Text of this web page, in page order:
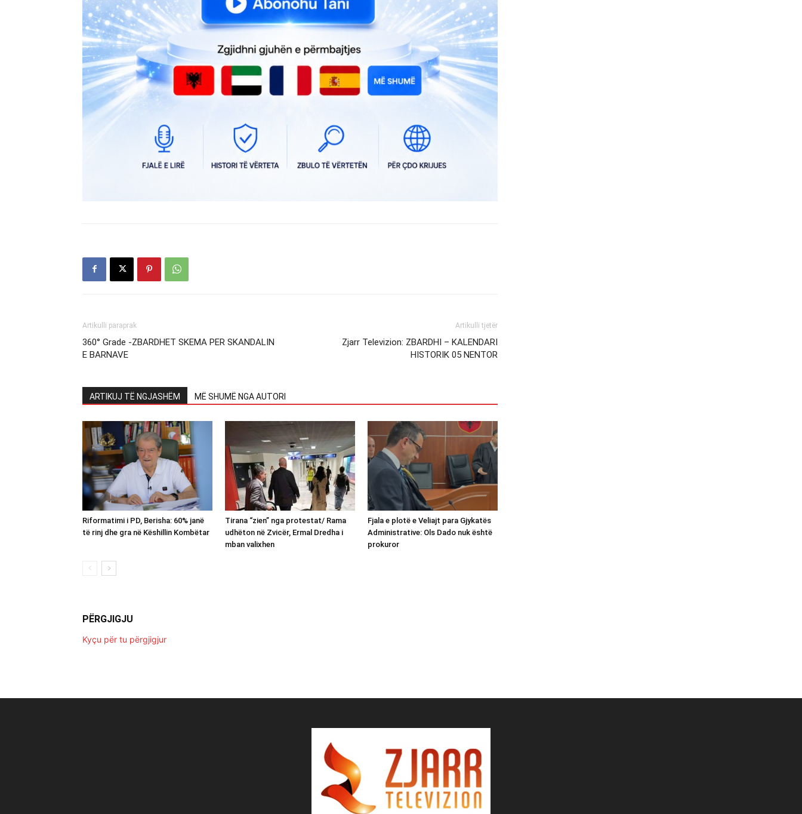
Artikulli paraprak
360° Grade -ZBARDHET SKEMA PER SKANDALIN
E BARNAVE
Artikulli tjetër
Zjarr Televizion: ZBARDHI – KALENDARI
HISTORIK 05 NENTOR
ARTIKUJ TË NGJASHËM MË SHUMË NGA AUTORI
Riformatimi i PD, Berisha: 60% janë
të rinj dhe gra në Këshillin Kombëtar
Tirana “zien” nga protestat/ Rama
udhëton në Zvicër, Ermal Dredha i
mban valixhen
Fjala e plotë e Veliajt para Gjykatës
Administrative: Ols Dado nuk është
prokuror
PËRGJIGJU
Kyçu për tu përgjigjur